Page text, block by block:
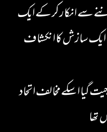
سے انکار کر کے ایک
ایک سازش کا انکشاف
جیت گیا اسکے مخالف اتحاد
تھا